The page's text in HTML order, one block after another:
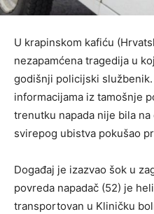
U krapinskom kafiću
nezapamćena tragedija u
godišnji policijski
informacijama iz tamošnje
trenutku napada nije bila
svirepog ubistva pokušao
Događaj je izazvao šok u
povreda napadač (52) je
transportovan u Kliničku